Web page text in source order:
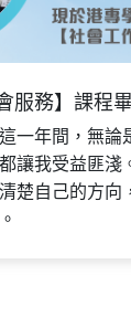
服務】課程
一年間，無論
讓我受益匪淺
楚自己的方向